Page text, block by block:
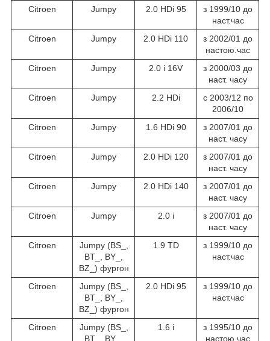
Citroen
Jumpy 2.0 HDi 95
з 1999/10 до
наст.час
Citroen
Jumpy 2.0 HDi 110
з 2002/01 до
настою.час
Citroen
Jumpy 2.0 i 16V
з 2000/03 до
наст. часу
Citroen
Jumpy 2.2 HDi
c 2003/12 по
2006/10
Citroen
Jumpy 1.6 HDi 90
з 2007/01 до
наст. часу
Citroen
Jumpy 2.0 HDi 120
з 2007/01 до
наст. часу
Citroen
Jumpy 2.0 HDi 140
з 2007/01 до
наст. часу
Citroen
Jumpy 2.0 i
з 2007/01 до
наст. часу
Citroen
Jumpy (BS_,
BT_, BY_,
BZ_) фургон
1.9 TD
з 1999/10 до
наст.час
Citroen
Jumpy (BS_,
BT_, BY_,
BZ_) фургон
2.0 HDi 95
з 1999/10 до
наст.час
Citroen
Jumpy (BS_,
BT_, BY_,
1.6 i
з 1995/10 до
настою.час